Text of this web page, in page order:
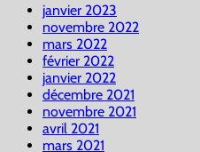
janvier 2023
novembre 2022
mars 2022
février 2022
janvier 2022
décembre 2021
novembre 2021
avril 2021
mars 2021